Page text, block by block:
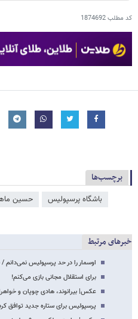
کد مطلب1874692
برچسب‌ها
باشگاه پرسپولیس حسین
خبرهای مرتبط
اوسمار را در حد پرسپولیس نمی‌دانم /
برای استقلال مجانی بازی می‌کنم!
عکس‌| بیرانوند، هادی چوپان و
پرسپولیس برای ستاره جدید توافق